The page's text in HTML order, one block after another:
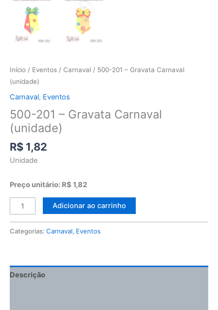
Início / Eventos / Carnaval / 500-201 – Gravata Carnaval
(unidade)
Carnaval, Eventos
500-201 – Gravata Carnaval
(unidade)
R$ 1,82
Unidade
Preço unitário: R$ 1,82
Adicionar ao carrinho
Categorias: Carnaval, Eventos
Descrição